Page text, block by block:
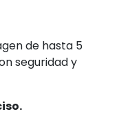
de hasta 5
seguridad y